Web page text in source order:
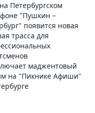
Петербургском
"Пушкин –
появится новая
трасса для
маджентовый
на "Пикнике Афиши"